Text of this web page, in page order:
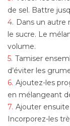
de sel. Battre
Dans un autre
le sucre. Le
volume.
Tamiser
d’éviter les
Ajoutez-les
en mélangeant
Ajouter
Incorporez-les